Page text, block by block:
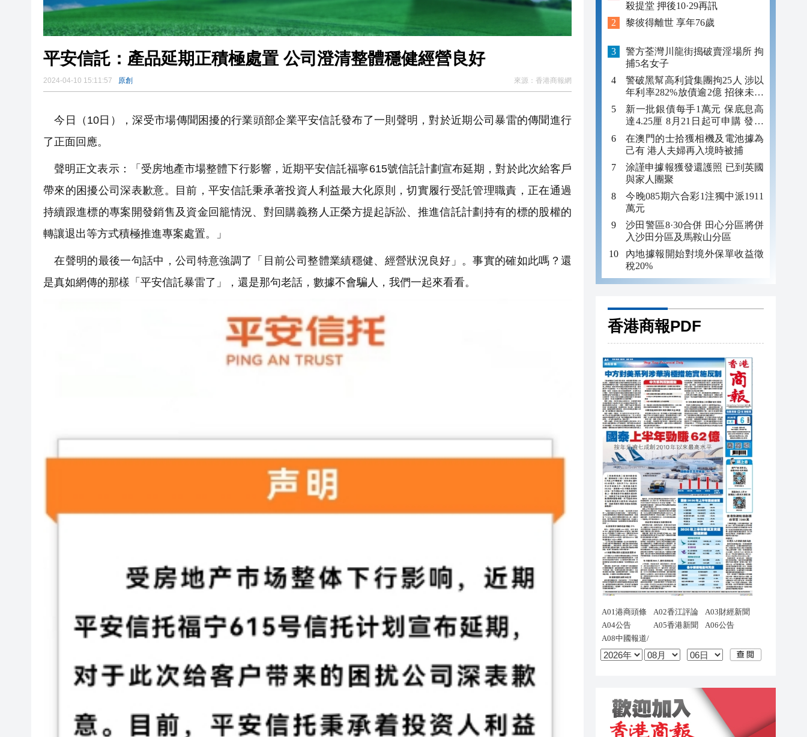
平安信託：產品延期正積極處置 公司澄清整體穩健經營良好
2024-04-10 15:11:57 原創 來源： 香港商報網
今日（10日），深受市場傳聞困擾的行業頭部企業平安信託發布了一則聲明，對於近期公司暴雷的傳聞進行
了正面回應。
聲明正文表示：「受房地產市場整體下行影響，近期平安信託福寧615號信託計劃宣布延期，對於此次給客戶
帶來的困擾公司深表歉意。目前，平安信託秉承著投資人利益最大化原則，切實履行受託管理職責，正在通過
持續跟進標的專案開發銷售及資金回籠情況、對回購義務人正榮方提起訴訟、推進信託計劃持有的標的股權的
轉讓退出等方式積極推進專案處置。」
在聲明的最後一句話中，公司特意強調了「目前公司整體業績穩健、經營狀況良好」。事實的確如此嗎？還
是真如網傳的那樣「平安信託暴雷了」，還是那句老話，數據不會騙人，我們一起來看看。
殺提堂 押後10·29再訊
黎彼得離世 享年76歲
警方荃灣川龍街搗破賣淫場所 拘
捕5名女子
警破黑幫高利貸集團拘25人 涉以
年利率282%放債逾2億 招徠未成
年追數
新一批銀債每手1萬元 保底息高
達4.25厘 8月21日起可申購 發行
金額最多550億
在澳門的士拾獲相機及電池據為
己有 港人夫婦再入境時被捕
涂謹申據報獲發還護照 已到英國
與家人團聚
今晚085期六合彩1注獨中派1911
萬元
沙田警區8·30合併 田心分區將併
入沙田分區及馬鞍山分區
內地據報開始對境外保單收益徵
稅20%
香港商報PDF